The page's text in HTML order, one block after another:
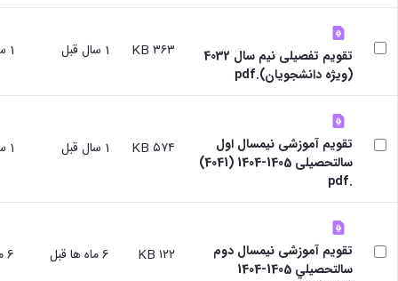
تقویم تفصیلی نیم سال 4032
(ویژه دانشجویان).pdf
۳۶۳ KB 1 سال قبل 1 سال قبل
تقویم آموزشی نیمسال اول
سالتحصیلی 1405-1404 (4041)
.pdf
۵۷۴ KB 1 سال قبل 1 سال قبل
تقویم آموزشی نیمسال دوم
سالتحصيلي 1405-1404
۱۲۲ KB 6 ماه ها قبل 6 ماه ها قبل